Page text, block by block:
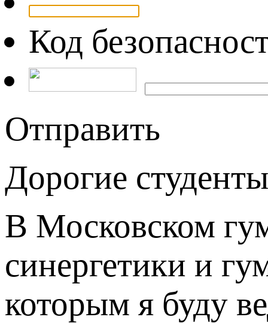
Код
Отправить
Дорогие
В Московском
синергетики и
которым я буду